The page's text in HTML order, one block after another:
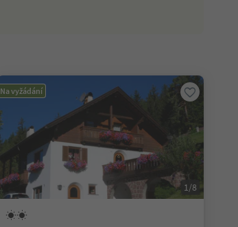
Na vyžádání
1/8